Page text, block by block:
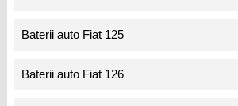
Baterii auto Fiat 125
Baterii auto Fiat 126